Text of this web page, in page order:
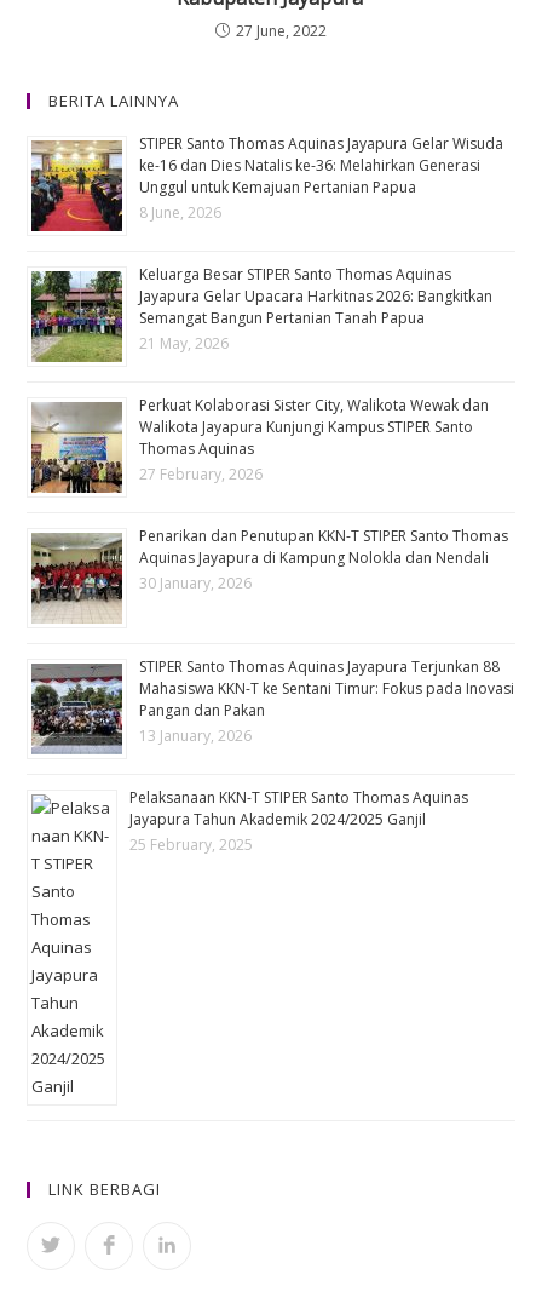
27 June, 2022
BERITA LAINNYA
STIPER Santo Thomas Aquinas Jayapura Gelar Wisuda
ke-16 dan Dies Natalis ke-36: Melahirkan Generasi
Unggul untuk Kemajuan Pertanian Papua
8 June, 2026
Keluarga Besar STIPER Santo Thomas Aquinas
Jayapura Gelar Upacara Harkitnas 2026: Bangkitkan
Semangat Bangun Pertanian Tanah Papua
21 May, 2026
Perkuat Kolaborasi Sister City, Walikota Wewak dan
Walikota Jayapura Kunjungi Kampus STIPER Santo
Thomas Aquinas
27 February, 2026
Penarikan dan Penutupan KKN-T STIPER Santo Thomas
Aquinas Jayapura di Kampung Nolokla dan Nendali
30 January, 2026
STIPER Santo Thomas Aquinas Jayapura Terjunkan 88
Mahasiswa KKN-T ke Sentani Timur: Fokus pada Inovasi
Pangan dan Pakan
13 January, 2026
Pelaksanaan KKN-T STIPER Santo Thomas Aquinas
Jayapura Tahun Akademik 2024/2025 Ganjil
25 February, 2025
LINK BERBAGI